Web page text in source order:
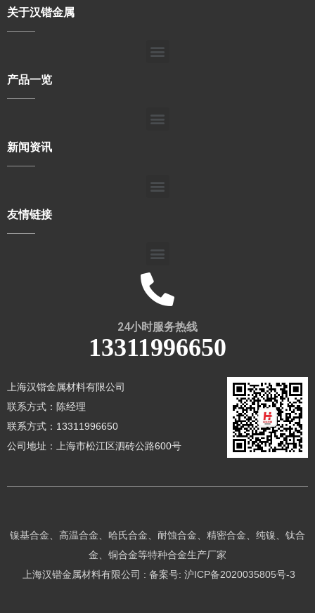
关于汉锴金属
产品一览
新闻资讯
友情链接
24小时服务热线
13311996650
上海汉锴金属材料有限公司
联系方式：陈经理
联系方式：13311996650
公司地址：上海市松江区泗砖公路600号
镍基合金、高温合金、哈氏合金、耐蚀合金、精密合金、纯镍、钛合
金、铜合金等特种合金生产厂家
上海汉锴金属材料有限公司 : 备案号: 沪ICP备2020035805号-3